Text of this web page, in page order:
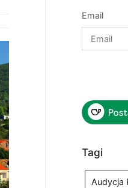
Email
Tagi
Audycja